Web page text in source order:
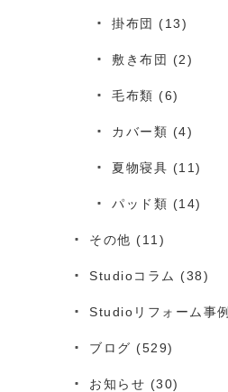
掛布団 (13)
敷き布団 (2)
毛布類 (6)
カバー類 (4)
夏物寝具 (11)
パッド類 (14)
その他 (11)
Studioコラム (38)
Studioリフォーム事例
ブログ (529)
お知らせ (30)